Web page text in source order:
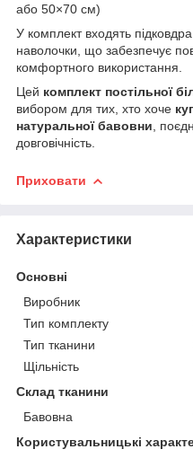
або 50×70 см)
У комплект входять
наволочки, що забезпечує
комфортного використання.
Цей комплект постільної
вибором для тих, хто хоче
натуральної бавовни ,
довговічність.
Приховати
Характеристики
Основні
Виробник
Тип комплекту
Тип тканини
Щільність
Склад тканини
Бавовна
Користувальницькі